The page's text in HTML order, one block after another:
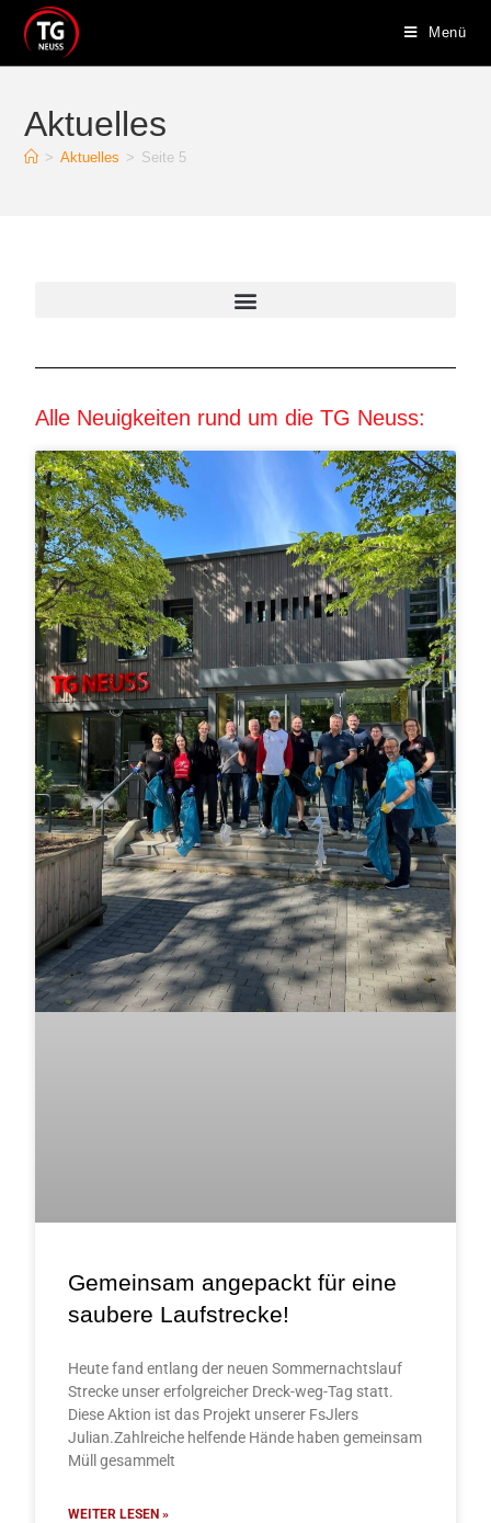
Menü
Aktuelles
> Aktuelles > Seite 5
Alle Neuigkeiten rund um die TG Neuss:
Gemeinsam angepackt für eine
saubere Laufstrecke!
Heute fand entlang der neuen Sommernachtslauf
Strecke unser erfolgreicher Dreck-weg-Tag statt.
Diese Aktion ist das Projekt unserer FsJlers
Julian.Zahlreiche helfende Hände haben gemeinsam
Müll gesammelt
WEITER LESEN »